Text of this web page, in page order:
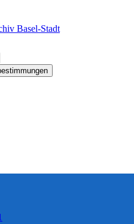
Basel-Stadt